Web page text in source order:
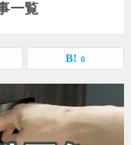
一覧
0